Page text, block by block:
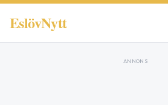
EslövNytt
ANNONS